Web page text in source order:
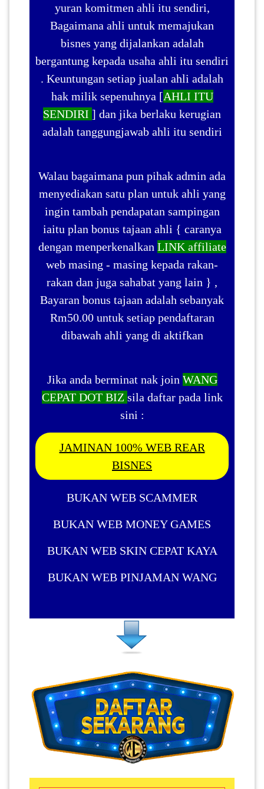
yuran komitmen ahli itu sendiri,
Bagaimana ahli untuk memajukan
bisnes yang dijalankan adalah
bergantung kepada usaha ahli itu sendiri
. Keuntungan setiap jualan ahli adalah
hak milik sepenuhnya [AHLI ITU
SENDIRI ] dan jika berlaku kerugian
adalah tanggungjawab ahli itu sendiri
Walau bagaimana pun pihak admin ada
menyediakan satu plan untuk ahli yang
ingin tambah pendapatan sampingan
iaitu plan bonus tajaan ahli { caranya
dengan menperkenalkan LINK affiliate
web masing - masing kepada rakan-
rakan dan juga sahabat yang lain } ,
Bayaran bonus tajaan adalah sebanyak
Rm50.00 untuk setiap pendaftaran
dibawah ahli yang di aktifkan
Jika anda berminat nak join WANG
CEPAT DOT BIZ sila daftar pada link
sini :
JAMINAN 100% WEB REAR
BISNES
BUKAN WEB SCAMMER
BUKAN WEB MONEY GAMES
BUKAN WEB SKIN CEPAT KAYA
BUKAN WEB PINJAMAN WANG